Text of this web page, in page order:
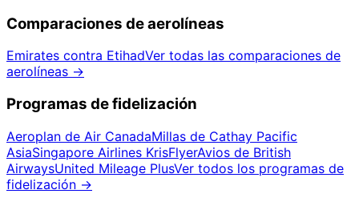
Comparaciones de aerolíneas
Emirates contra EtihadVer todas las comparaciones de
aerolíneas →
Programas de fidelización
Aeroplan de Air CanadaMillas de Cathay Pacific
AsiaSingapore Airlines KrisFlyerAvios de British
AirwaysUnited Mileage PlusVer todos los programas de
fidelización →